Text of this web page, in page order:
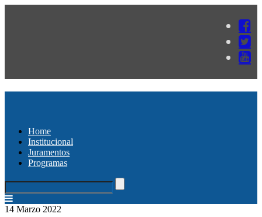
Home
Institucional
Juramentos
Programas
14 Marzo 2022